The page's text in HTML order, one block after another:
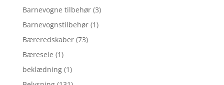
Barnevogne tilbehør (3)
Barnevognstilbehør (1)
Bæreredskaber (73)
Bæresele (1)
beklædning (1)